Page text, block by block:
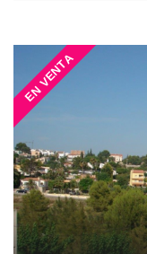
EN VENTA